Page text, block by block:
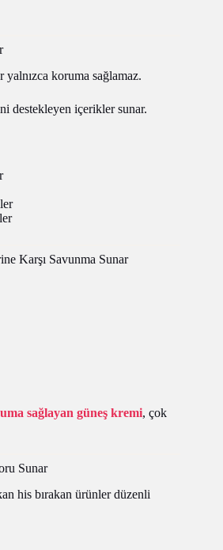
koruma sağlamaz.
destekleyen içerikler sunar.
Karşı Savunma Sunar
sağlayan güneş kremi, çok
Sunar
his bırakan ürünler düzenli